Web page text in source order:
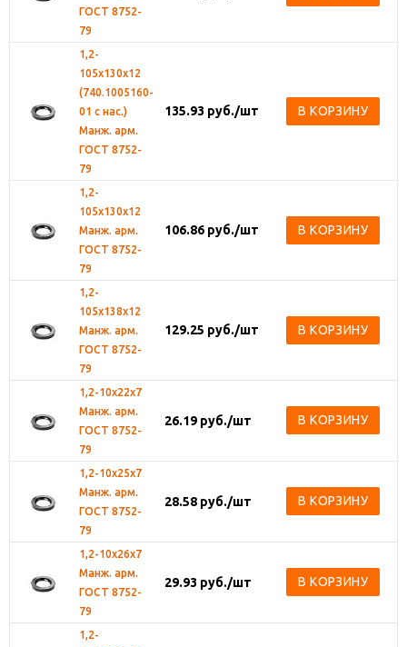
ГОСТ 8752-
79
1,2-
105х130х12
(740.1005160-
01 с нас.)
Манж. арм.
ГОСТ 8752-
79
135.93 руб./шт В КОРЗИНУ
1,2-
105х130х12
Манж. арм.
ГОСТ 8752-
79
106.86 руб./шт В КОРЗИНУ
1,2-
105х138х12
Манж. арм.
ГОСТ 8752-
79
129.25 руб./шт В КОРЗИНУ
1,2-10х22х7
Манж. арм.
ГОСТ 8752-
79
26.19 руб./шт В КОРЗИНУ
1,2-10х25х7
Манж. арм.
ГОСТ 8752-
79
28.58 руб./шт В КОРЗИНУ
1,2-10х26х7
Манж. арм.
ГОСТ 8752-
79
29.93 руб./шт В КОРЗИНУ
1,2-